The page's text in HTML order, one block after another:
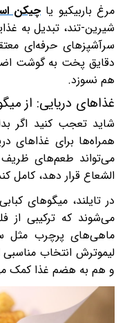
مرغ باربیکیو یاچیکن
شیرین-تند، تبدیل به
سرآشپزهای حرفه‌ای
دقایق پخت به گوشت
هم نسوزد.
غذاهای دریایی: از
شاید تعجب کنید اگر
همراه‌ها برای غذاهای
می‌تواند طعم‌های
الشعاع قرار دهد، کامل
در تایلند، میگوهای
می‌شوند که ترکیبی از
ماهی‌های پرچرب مثل
لیموترش انتخاب
و هم به هضم غذا کمک